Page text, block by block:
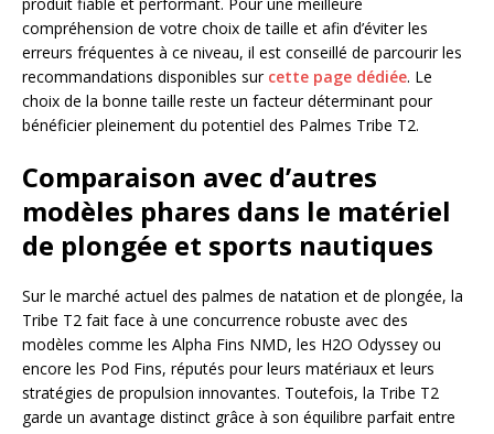
compréhension de votre choix de taille et afin d’éviter les
erreurs fréquentes à ce niveau, il est conseillé de parcourir les
recommandations disponibles sur cette page dédiée. Le
choix de la bonne taille reste un facteur déterminant pour
bénéficier pleinement du potentiel des Palmes Tribe T2.
Comparaison avec d’autres
modèles phares dans le matériel
de plongée et sports nautiques
Sur le marché actuel des palmes de natation et de plongée, la
Tribe T2 fait face à une concurrence robuste avec des
modèles comme les Alpha Fins NMD, les H2O Odyssey ou
encore les Pod Fins, réputés pour leurs matériaux et leurs
stratégies de propulsion innovantes. Toutefois, la Tribe T2
garde un avantage distinct grâce à son équilibre parfait entre